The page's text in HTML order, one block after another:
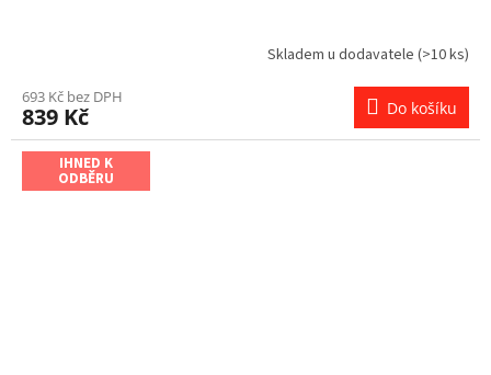
Skladem u dodavatele (>10 ks)
693 Kč bez DPH
839 Kč Do košíku
IHNED K
ODBĚRU